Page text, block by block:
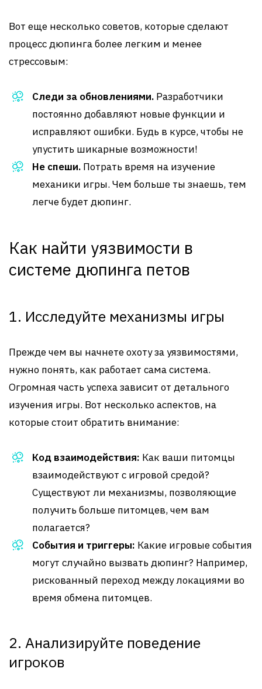
Вот еще несколько советов, которые сделают
процесс дюпинга более легким и менее
стрессовым:
Следи за обновлениями. Разработчики
постоянно добавляют новые функции и
исправляют ошибки. Будь в курсе, чтобы не
упустить шикарные возможности!
Не спеши. Потрать время на изучение
механики игры. Чем больше ты знаешь, тем
легче будет дюпинг.
Как найти уязвимости в
системе дюпинга петов
1. Исследуйте механизмы игры
Прежде чем вы начнете охоту за уязвимостями,
нужно понять, как работает сама система.
Огромная часть успеха зависит от детального
изучения игры. Вот несколько аспектов, на
которые стоит обратить внимание:
Код взаимодействия: Как ваши питомцы
взаимодействуют с игровой средой?
Существуют ли механизмы, позволяющие
получить больше питомцев, чем вам
полагается?
События и триггеры: Какие игровые события
могут случайно вызвать дюпинг? Например,
рискованный переход между локациями во
время обмена питомцев.
2. Анализируйте поведение
игроков